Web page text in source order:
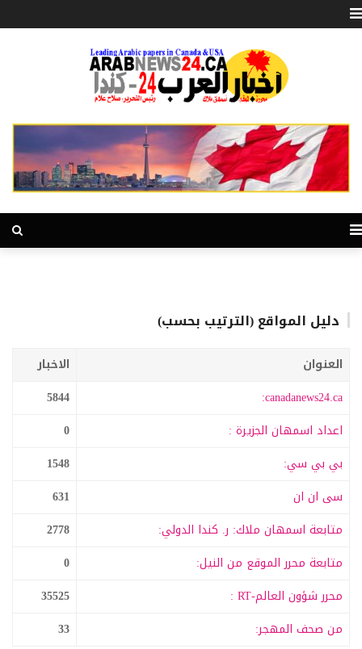
دليل المواقع (الترتيب بحسب)
العنوان
الاخبار
canadanews24.ca:
5844
اعداد اسمهان الجزيرة :
بي بي سي:
1548
سى ان ان
متابعة اسمهان ملاك: ر. كندا الدولي:
2778
متابعة محرر الموقع من النيل:
محرر شؤون العالم-RT :
35525
من صحف المهجر: